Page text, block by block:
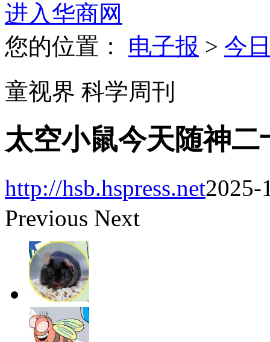
进入华商网
您的位置： 电子报 > 今
童视界 科学周刊
太空小鼠今天随神二
http://hsb.hspress.net2025-
Previous Next